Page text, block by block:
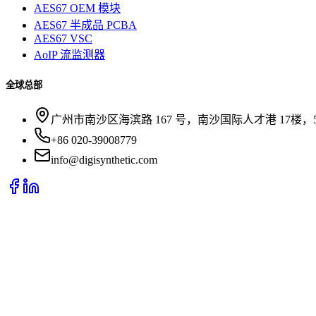
AES67 OEM 模块
AES67 半成品 PCBA
AES67 VSC
AoIP 流监测器
全球总部
广州市南沙区海滨路 167 号，南沙国际人才港 17楼，
+86 020-39008779
info@digisynthetic.com